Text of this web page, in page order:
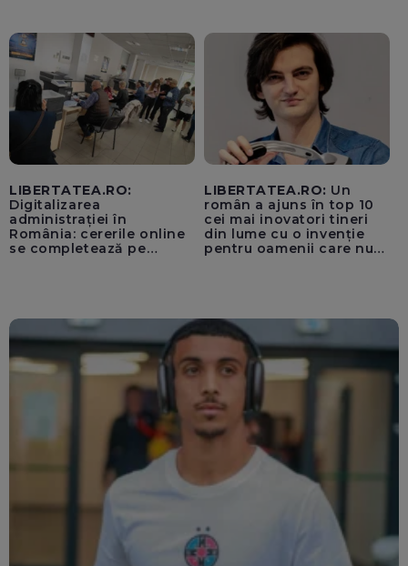
pentru instaurarea
„cenzurii” pe platforma X
LIBERTATEA.RO:
Digitalizarea
administrației în
România: cererile online
se completează pe
LIBERTATEA.RO: Un
român a ajuns în top 10
cei mai inovatori tineri
din lume cu o invenție
pentru oamenii care nu